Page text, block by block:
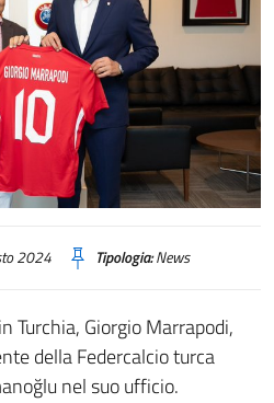
2024 Tipologia:News
Turchia, Giorgio Marrapodi,
della Federcalcio turca
nel suo ufficio.